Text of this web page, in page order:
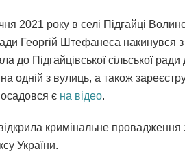
2021 року в селі Підгайці
Георгій Штефанеса
до Підгайцівської сільської
одній з вулиць, а також
є на відео.
відкрила кримінальне
України.